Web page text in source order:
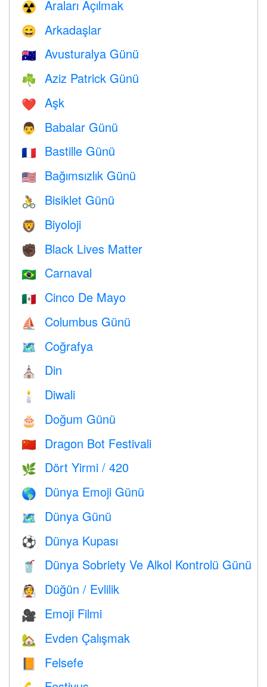
☢️ Araları Açılmak
😄 Arkadaşlar
🇦🇺 Avusturalya Günü
☘️ Aziz Patrick Günü
❤️️ Aşk
👨 Babalar Günü
🇫🇷 Bastille Günü
🇺🇸 Bağımsızlık Günü
🚴 Bisiklet Günü
🦁 Biyoloji
✊🏿 Black Lives Matter
🇧🇷 Carnaval
🇲🇽 Cinco De Mayo
⛵️ Columbus Günü
🗺 Coğrafya
⛪️ Din
🕯 Diwali
🎂 Doğum Günü
🇨🇳 Dragon Bot Festivali
🌿 Dört Yirmi / 420
🌎 Dünya Emoji Günü
🗺️ Dünya Günü
⚽ Dünya Kupası
🥤 Dünya Sobriety Ve Alkol Kontrolü Günü
👰 Düğün / Evlilik
🎥 Emoji Filmi
🏡 Evden Çalışmak
📙 Felsefe